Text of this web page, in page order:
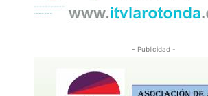
- Publicidad -